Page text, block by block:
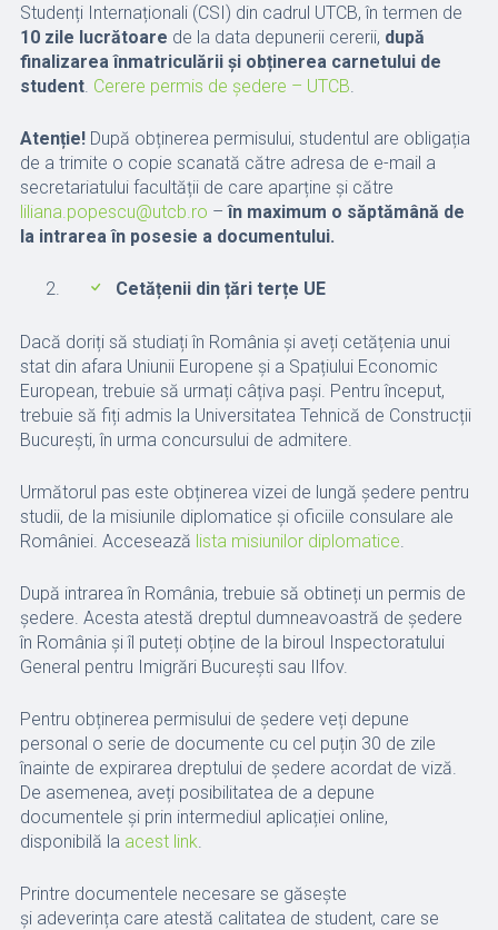
Studenți Internaționali (CSI) din cadrul UTCB, în termen de
10 zile lucrătoare de la data depunerii cererii, după
finalizarea înmatriculării și obținerea carnetului de
student. Cerere permis de ședere – UTCB.
Atenție! După obținerea permisului, studentul are obligația
de a trimite o copie scanată către adresa de e-mail a
secretariatului facultății de care aparține și către
liliana.popescu@utcb.ro –în maximum o săptămână de
la intrarea în posesie a documentului.
Cetățenii din țări terțe UE
Dacă doriți să studiați în România și aveți cetățenia unui
stat din afara Uniunii Europene și a Spațiului Economic
European, trebuie să urmați câțiva pași. Pentru început,
trebuie să fiți admis la Universitatea Tehnică de Construcții
București, în urma concursului de admitere.
Următorul pas este obținerea vizei de lungă ședere pentru
studii, de la misiunile diplomatice și oficiile consulare ale
României. Accesează lista misiunilor diplomatice.
După intrarea în România, trebuie să obtineți un permis de
ședere. Acesta atestă dreptul dumneavoastră de ședere
în România și îl puteți obține de la biroul Inspectoratului
General pentru Imigrări București sau Ilfov.
Pentru obținerea permisului de ședere veți depune
personal o serie de documente cu cel puțin 30 de zile
înainte de expirarea dreptului de ședere acordat de viză.
De asemenea, aveți posibilitatea de a depune
documentele și prin intermediul aplicației online,
disponibilă la acest link.
Printre documentele necesare se găsește
și adeverința care atestă calitatea de student, care se